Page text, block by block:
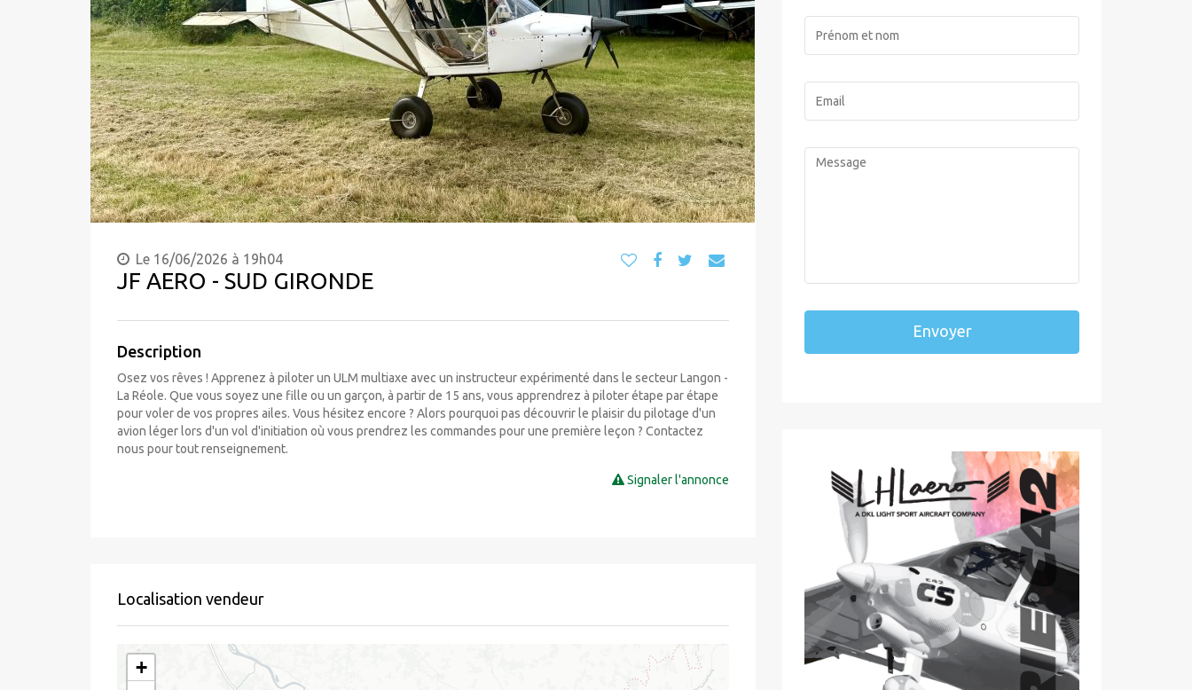
Le 16/06/2026 à 19h04
JF AERO - SUD GIRONDE
Description
Osez vos rêves ! Apprenez à piloter un ULM multiaxe avec un instructeur expérimenté dans le secteur Langon -
La Réole. Que vous soyez une fille ou un garçon, à partir de 15 ans, vous apprendrez à piloter étape par étape
pour voler de vos propres ailes. Vous hésitez encore ? Alors pourquoi pas découvrir le plaisir du pilotage d'un
avion léger lors d'un vol d'initiation où vous prendrez les commandes pour une première leçon ? Contactez
nous pour tout renseignement.
Signaler l'annonce
Localisation vendeur
+
Envoyer